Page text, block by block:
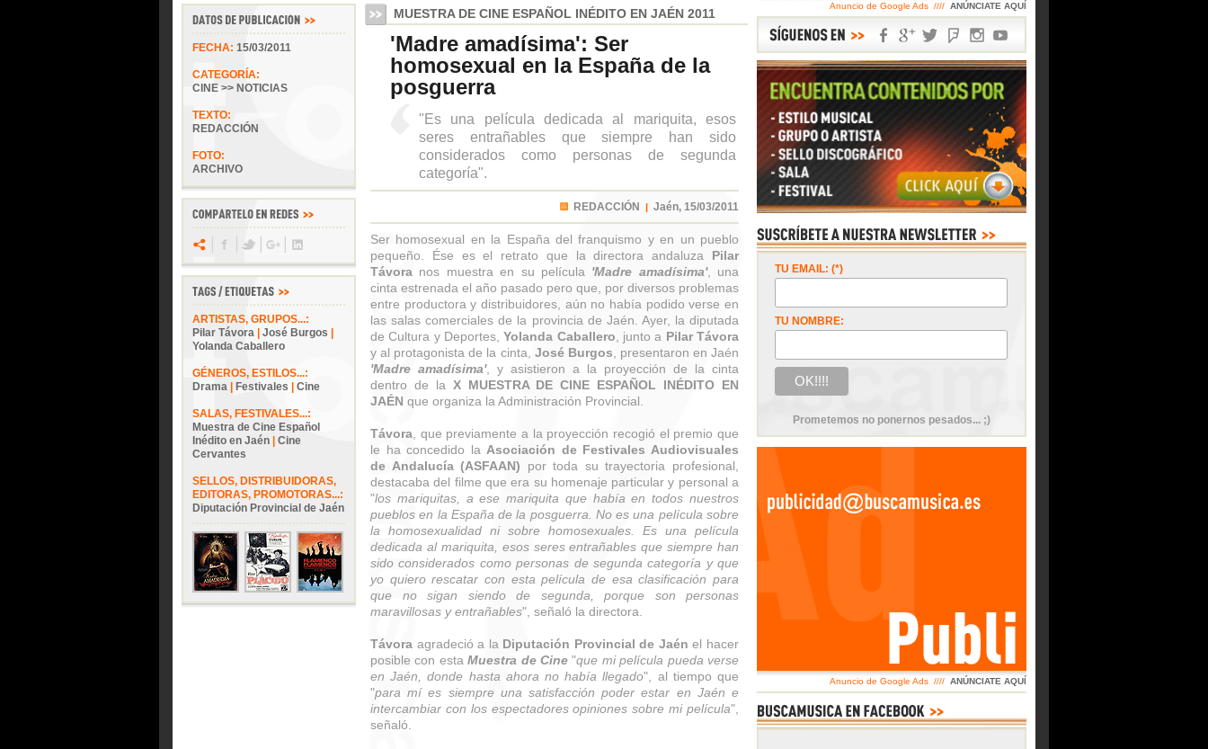
FECHA: 15/03/2011
CATEGORÍA:
CINE >> NOTICIAS
TEXTO:
REDACCIÓN
FOTO:
ARCHIVO
ARTISTAS, GRUPOS...:
Pilar Távora
José Burgos
Yolanda Caballero
GÉNEROS, ESTILOS...:
Drama
Festivales Cine
SALAS, FESTIVALES...:
Muestra de Cine Español
Inédito en Jaén
Cine
Cervantes
SELLOS, DISTRIBUIDORAS,
EDITORAS, PROMOTORAS...:
Diputación Provincial de Jaén
MUESTRA DE CINE ESPAÑOL INÉDITO EN JAÉN 2011
'Madre amadísima': Ser
homosexual en la España de la
posguerra
"Es una película dedicada al mariquita, esos
seres entrañables que siempre han sido
considerados como personas de segunda
categoría".
REDACCIÓN | Jaén, 15/03/2011
Ser homosexual en la España del franquismo y en un pueblo
pequeño. Ése es el retrato que la directora andaluza Pilar
Távora nos muestra en su película 'Madre amadísima', una
cinta estrenada el año pasado pero que, por diversos problemas
entre productora y distribuidores, aún no había podido verse en
las salas comerciales de la provincia de Jaén. Ayer, la diputada
de Cultura y Deportes,Yolanda Caballero , junto a Pilar Távora
y al protagonista de la cinta, José Burgos , presentaron en Jaén
'Madre amadísima', y asistieron a la proyección de la cinta
dentro de la X MUESTRA DE CINE ESPAÑOL INÉDITO EN
JAÉN que organiza la Administración Provincial.
Távora , que previamente a la proyección recogió el premio que
le ha concedido la Asociación de Festivales Audiovisuales
de Andalucía (ASFAAN) por toda su trayectoria profesional,
destacaba del filme que era su homenaje particular y personal a
"los mariquitas, a ese mariquita que había en todos nuestros
pueblos en la España de la posguerra. No es una película sobre
la homosexualidad ni sobre homosexuales. Es una película
dedicada al mariquita, esos seres entrañables que siempre han
sido considerados como personas de segunda categoría y que
yo quiero rescatar con esta película de esa clasificación para
que no sigan siendo de segunda, porque son personas
maravillosas y entrañables", señaló la directora.
Távora agradeció a la Diputación Provincial de Jaén el hacer
posible con estaMuestra de Cine "que mi película pueda verse
en Jaén, donde hasta ahora no había llegado", al tiempo que
"para mí es siempre una satisfacción poder estar en Jaén e
intercambiar con los espectadores opiniones sobre mi película",
señaló.
Anuncio de Google Ads //// ANÚNCIATE AQUÍ
TU EMAIL: (*)
TU NOMBRE:
Prometemos no ponernos pesados... ;)
Anuncio de Google Ads //// ANÚNCIATE AQUÍ